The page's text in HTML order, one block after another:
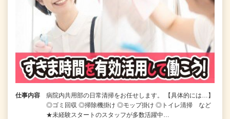
仕事内容
病院内共用部の日常清掃をお任せします。 【具体的には…】
◎ゴミ回収 ◎掃除機掛け ◎モップ掛け ◎トイレ清掃 など
★未経験スタートのスタッフが多数活躍中…